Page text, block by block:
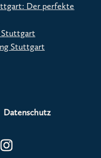
Der perfekte
Stuttgart
Datenschutz